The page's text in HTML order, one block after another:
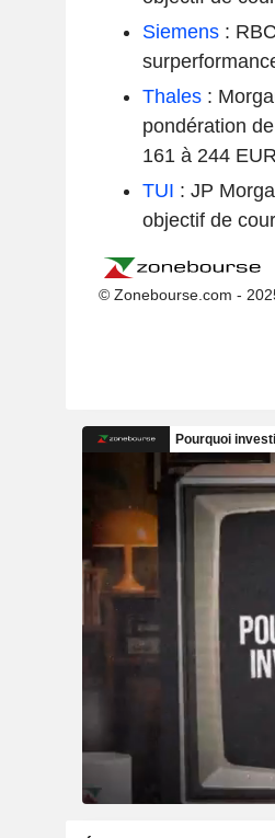
Siemens:
Thales:
pondération
161 à 244
TUI : JP
objectif de
© Zonebourse.com -